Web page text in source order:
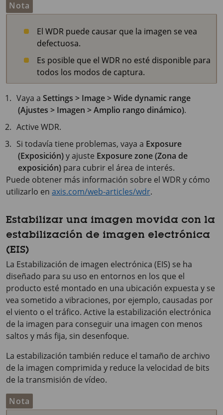
Nota
El WDR puede causar que la imagen se vea
defectuosa.
Es posible que el WDR no esté disponible para
todos los modos de captura.
Vaya aSettings > Image > Wide dynamic range
(Ajustes > Imagen > Amplio rango dinámico).
Active WDR.
Si todavía tiene problemas, vaya a Exposure
(Exposición)y ajuste Exposure zone (Zona de
exposición) para cubrir el área de interés.
Puede obtener más información sobre el WDR y cómo
utilizarlo en axis.com/web-articles/wdr.
Estabilizar una imagen movida con la
estabilización de imagen electrónica
(EIS)
La Estabilización de imagen electrónica (EIS) se ha
diseñado para su uso en entornos en los que el
producto esté montado en una ubicación expuesta y se
vea sometido a vibraciones, por ejemplo, causadas por
el viento o el tráfico. Active la estabilización electrónica
de la imagen para conseguir una imagen con menos
saltos y más fija, sin desenfoque.
La estabilización también reduce el tamaño de archivo
de la imagen comprimida y reduce la velocidad de bits
de la transmisión de vídeo.
Nota